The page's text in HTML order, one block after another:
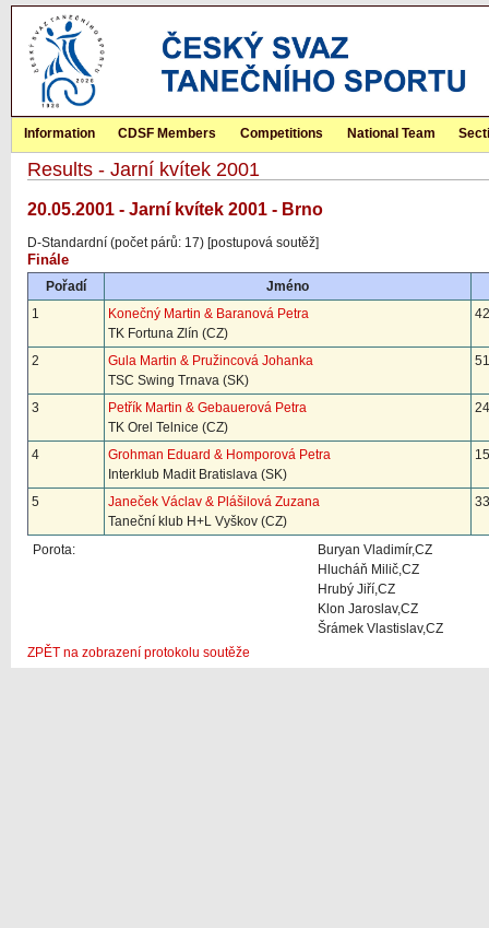
Information CDSF Members Competitions National Team
Results - Jarní kvítek 2001
20.05.2001 - Jarní kvítek 2001 - Brno
D-Standardní (počet párů: 17) [postupová soutěž]
Finále
Pořadí
Jméno
1
Konečný Martin & Baranová Petra
TK Fortuna Zlín (CZ)
2
Gula Martin & Pružincová Johanka
TSC Swing Trnava (SK)
3
Petřík Martin & Gebauerová Petra
TK Orel Telnice (CZ)
4
Grohman Eduard & Homporová Petra
Interklub Madit Bratislava (SK)
5
Janeček Václav & Plášilová Zuzana
Taneční klub H+L Vyškov (CZ)
Porota:
Buryan Vladimír,CZ
Hlucháň Milič,CZ
Hrubý Jiří,CZ
Klon Jaroslav,CZ
Šrámek Vlastislav,CZ
ZPĚT na zobrazení protokolu soutěže